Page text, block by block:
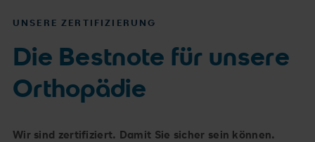
UNSERE ZERTIFIZIERUNG
Die Bestnote für unsere
Orthopädie
Wir sind zertifiziert. Damit Sie sicher sein können.